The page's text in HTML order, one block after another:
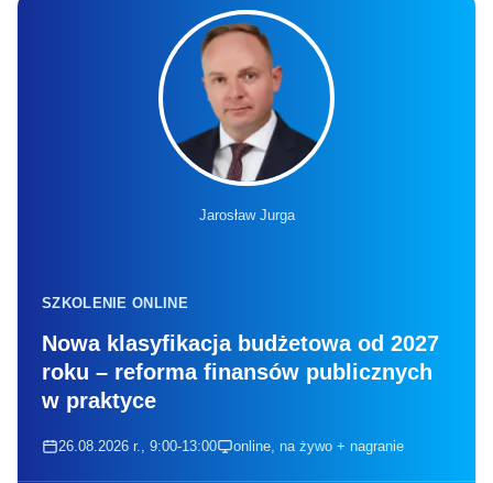
Jarosław Jurga
SZKOLENIE ONLINE
Nowa klasyfikacja budżetowa od 2027
roku – reforma finansów publicznych
w praktyce
26.08.2026 r., 9:00-13:00 online, na żywo + nagranie